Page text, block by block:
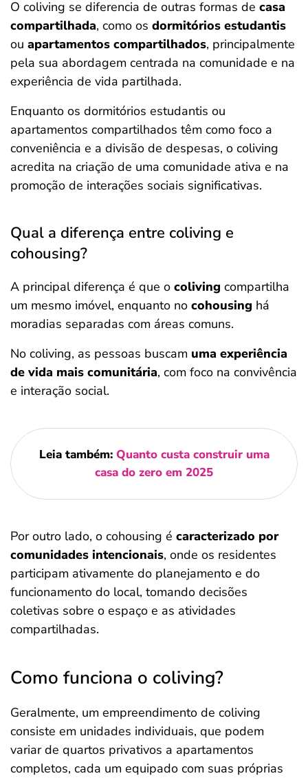
O coliving se diferencia de outras formas de casa
compartilhada, como os dormitórios estudantis
ou apartamentos compartilhados, principalmente
pela sua abordagem centrada na comunidade e na
experiência de vida partilhada.
Enquanto os dormitórios estudantis ou
apartamentos compartilhados têm como foco a
conveniência e a divisão de despesas, o coliving
acredita na criação de uma comunidade ativa e na
promoção de interações sociais significativas.
Qual a diferença entre coliving e
cohousing?
A principal diferença é que o coliving compartilha
um mesmo imóvel, enquanto no cohousing há
moradias separadas com áreas comuns.
No coliving, as pessoas buscam uma experiência
de vida mais comunitária, com foco na convivência
e interação social.
Leia também: Quanto custa construir uma
casa do zero em 2025
Por outro lado, o cohousing é caracterizado por
comunidades intencionais, onde os residentes
participam ativamente do planejamento e do
funcionamento do local, tomando decisões
coletivas sobre o espaço e as atividades
compartilhadas.
Como funciona o coliving?
Geralmente, um empreendimento de coliving
consiste em unidades individuais, que podem
variar de quartos privativos a apartamentos
completos, cada um equipado com suas próprias